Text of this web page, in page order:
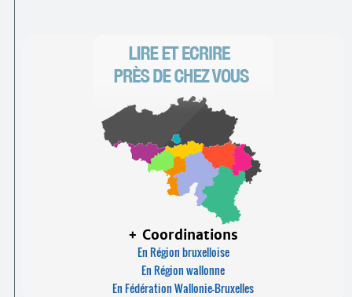
+ Coordinations
En Région bruxelloise
En Région wallonne
En Fédération Wallonie-Bruxelles